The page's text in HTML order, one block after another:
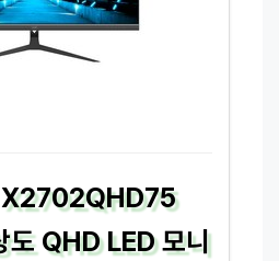
QHD LED 모니